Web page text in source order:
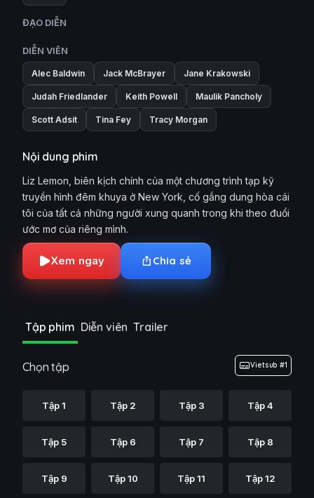
ĐẠO DIỄN
DIỄN VIÊN
Alec Baldwin Jack McBrayer Jane Krakowski
Judah Friedlander Keith Powell Maulik Pancholy
Scott Adsit Tina Fey Tracy Morgan
Nội dung phim
Liz Lemon, biên kịch chính của một chương trình tạp kỹ
truyền hình đêm khuya ở New York, cố gắng dung hòa cái
tôi của tất cả những người xung quanh trong khi theo đuổi
ước mơ của riêng mình.
Xem ngay Chia sẻ
Tập phim Diễn viên Trailer
Chọn tập Vietsub #1
Tập 1 Tập 2 Tập 3 Tập 4
Tập 5 Tập 6 Tập 7 Tập 8
Tập 9 Tập 10 Tập 11 Tập 12